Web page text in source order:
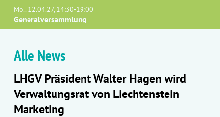
Mo.. 12.04.27, 14:30-19:00
Generalversammlung
Alle News
LHGV Präsident Walter Hagen wird
Verwaltungsrat von Liechtenstein
Marketing